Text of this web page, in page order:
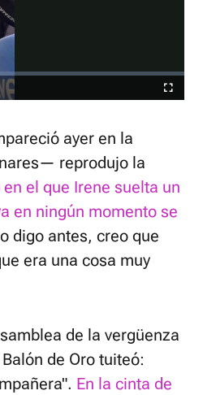
Fullscreen
ayer en la
reprodujo la
el que Irene suelta un
en ningún momento se
digo antes, creo que
era una cosa muy
de la vergüenza
de Oro tuiteó:
En la cinta de